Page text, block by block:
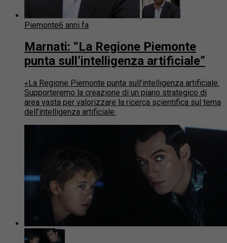
Piemonte6 anni fa
Marnati: “La Regione Piemonte
punta sull’intelligenza artificiale”
«La Regione Piemonte punta sull’intelligenza artificiale.
Supporteremo la creazione di un piano strategico di
area vasta per valorizzare la ricerca scientifica sul tema
dell’intelligenza artificiale